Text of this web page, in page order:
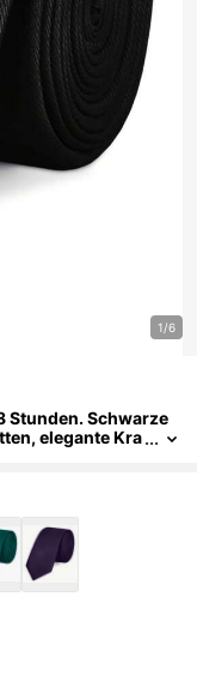
1/6
Stunden. Schwarze
elegante Kra